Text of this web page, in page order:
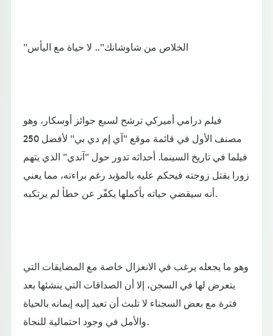
"الخلاص من شاوشانك".. لا حياة مع اليأس
فيلم درامي أميركي ترشح لسبع جوائز أوسكار، وهو
مصنف الأول في قائمة موقع "آي إم دي بي" لأفضل 250
فيلما في تاريخ السينما. أحداثه تدور حول "آندي" الذي يتهم
زورا بقتل زوجته فيحكم عليه بالمؤبد رغم براءته، مما يعني
أنه سيقضي حياته بأكملها يكفّر عن خطأ لم يرتكبه.
وهو ما يجعله يرغب في الانعزال خاصة مع المضايقات التي
يتعرض لها في السجن، إلا أن الصداقات التي ينشئها بعد
فترة مع بعض السجناء لا تلبث أن تعيد إليه إيمانه بالحياة
والأمل في وجود احتمالية للنجاة.